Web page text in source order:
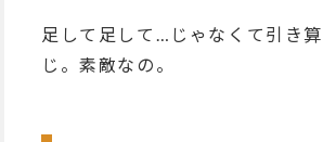
足して足して…じゃなくて引き
じ。素敵なの。